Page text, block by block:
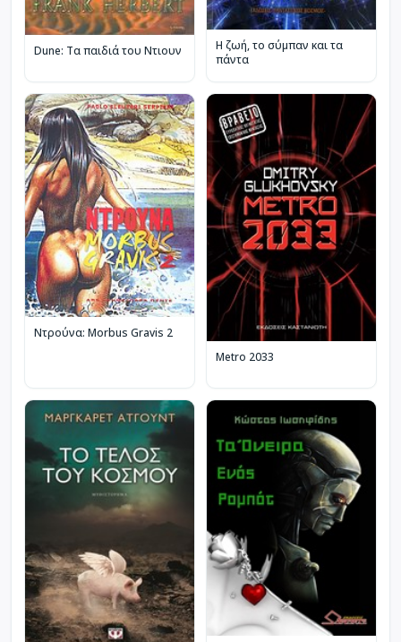
Dune: Τα παιδιά του Ντιουν
Η ζωή, το σύμπαν και τα
πάντα
Ντρούνα: Morbus Gravis 2
Metro 2033